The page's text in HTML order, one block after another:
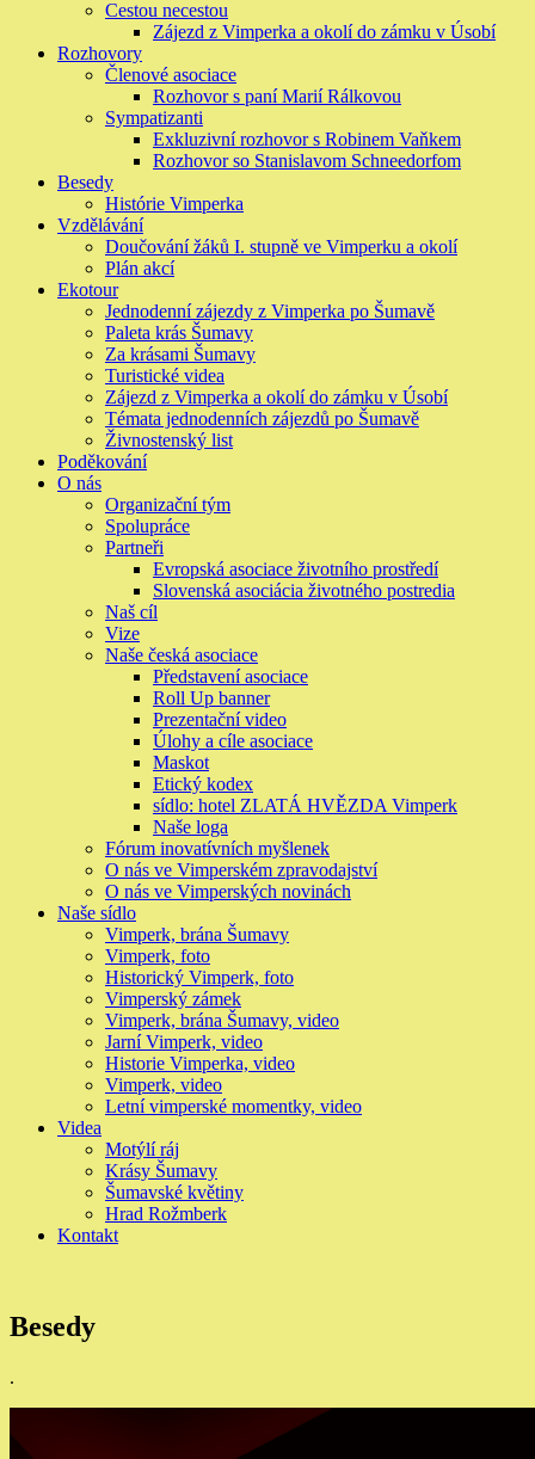
Cestou necestou
Zájezd z Vimperka a okolí do zámku v Úsobí
Rozhovory
Členové asociace
Rozhovor s paní Marií Rálkovou
Sympatizanti
Exkluzivní rozhovor s Robinem Vaňkem
Rozhovor so Stanislavom Schneedorfom
Besedy
Histórie Vimperka
Vzdělávání
Doučování žáků I. stupně ve Vimperku a okolí
Plán akcí
Ekotour
Jednodenní zájezdy z Vimperka po Šumavě
Paleta krás Šumavy
Za krásami Šumavy
Turistické videa
Zájezd z Vimperka a okolí do zámku v Úsobí
Témata jednodenních zájezdů po Šumavě
Živnostenský list
Poděkování
O nás
Organizační tým
Spolupráce
Partneři
Evropská asociace životního prostředí
Slovenská asociácia životného postredia
Naš cíl
Vize
Naše česká asociace
Představení asociace
Roll Up banner
Prezentační video
Úlohy a cíle asociace
Maskot
Etický kodex
sídlo: hotel ZLATÁ HVĚZDA Vimperk
Naše loga
Fórum inovatívních myšlenek
O nás ve Vimperském zpravodajství
O nás ve Vimperských novinách
Naše sídlo
Vimperk, brána Šumavy
Vimperk, foto
Historický Vimperk, foto
Vimperský zámek
Vimperk, brána Šumavy, video
Jarní Vimperk, video
Historie Vimperka, video
Vimperk, video
Letní vimperské momentky, video
Videa
Motýlí ráj
Krásy Šumavy
Šumavské květiny
Hrad Rožmberk
Kontakt
Besedy
.